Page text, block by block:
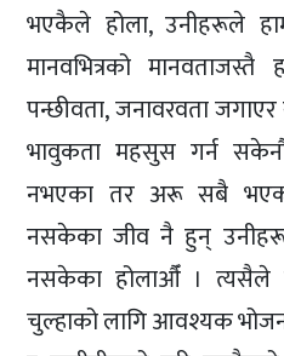
भएकैले होला, उनीहरूले
मानवभित्रको मानवताजस्तै
पन्छीवता, जनावरवता
भावुकता महसुस गर्न सकेनौँ
नभएका तर अरू सबै भएका
नसकेका जीव नै हुन् उनीहरू
नसकेका होलाऔँ । त्यसैले
चुल्हाको लागि आवश्यक